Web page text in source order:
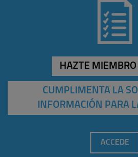
HAZTE MIEMBRO
CUMPLIMENTA LA
INFORMACIÓN PARA
ACCEDE